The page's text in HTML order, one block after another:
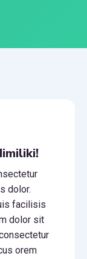
dolor.
facilisis
dolor sit
orem